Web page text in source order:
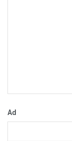
Ad